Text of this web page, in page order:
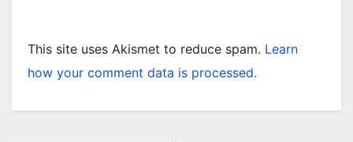
This site uses Akismet to reduce spam. Learn
how your comment data is processed.